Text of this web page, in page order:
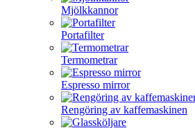
Mjölkkannor
Portafilter
Termometrar
Espresso mirror
Rengöring av kaffemaskinen